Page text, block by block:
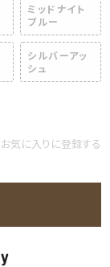
ミッドナイト
ブルー
シルバーアッ
シュ
お気に入りに登録する